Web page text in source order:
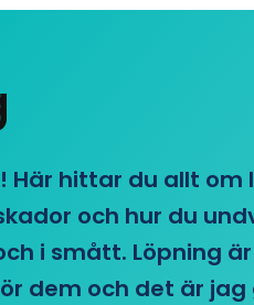
Här hittar du allt
och hur du
i smått. Löpning
dem och det är jag